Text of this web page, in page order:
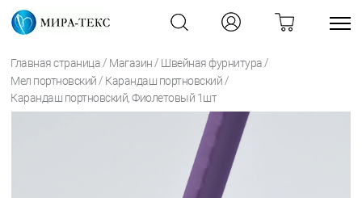
Главная страница / Магазин / Швейная фурнитура /
Мел портновский / Карандаш портновский /
Карандаш портновский, Фиолетовый 1шт